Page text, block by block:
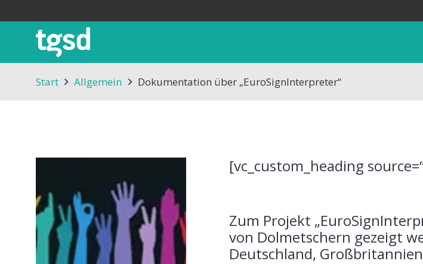
Start Allgemein Dokumentation über „EuroSignInterpreter“
[vc_custom_heading
Zum Projekt
von Dolmetschern gezeigt
Deutschland,